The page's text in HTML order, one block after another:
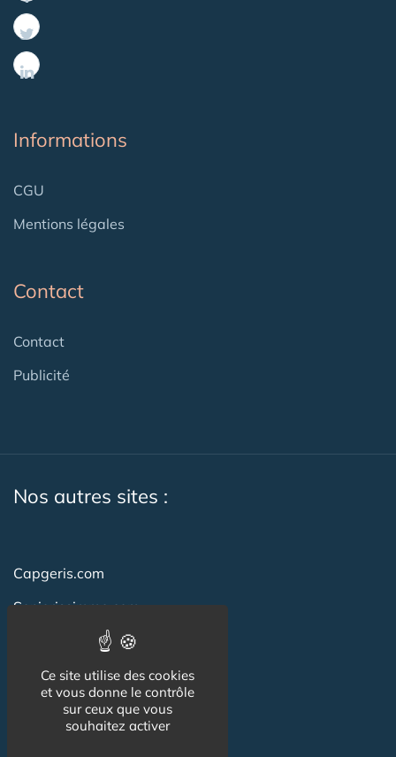
Informations
CGU
Mentions légales
Contact
Contact
Publicité
Nos autres sites :
Capgeris.com
Seniorissimmo.com
Emploi-formation-sante.com
Aidant.info
Creche-et-naissance.com
Ce site utilise des cookies
et vous donne le contrôle
sur ceux que vous
souhaitez activer